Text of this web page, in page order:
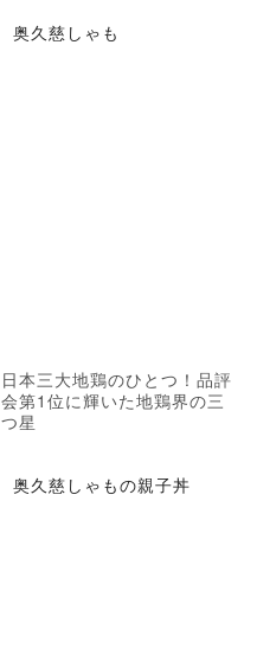
奥久慈しゃも
日本三大地鶏のひとつ！品評
会第1位に輝いた地鶏界の三
つ星
奥久慈しゃもの親子丼